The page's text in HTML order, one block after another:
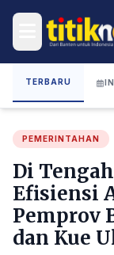
TERBARU
PEMERINTAHAN
Di
Efisiensi
Pemprov
dan Kue